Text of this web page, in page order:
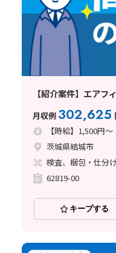
【紹介案件】エアフ
月収例 302,625
【時給】1,500円～
茨城県結城市
検査、梱包・仕分
62819-00
キープする